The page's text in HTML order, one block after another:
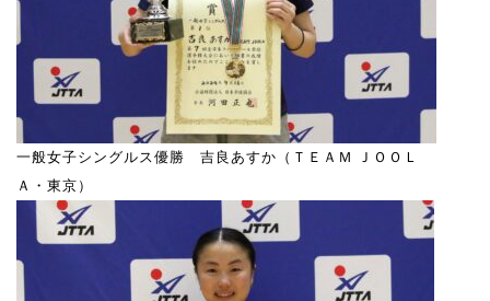
一般女子シングルス優勝 吉良あすか（ＴＥＡＭ ＪＯＯＬ
Ａ・東京）